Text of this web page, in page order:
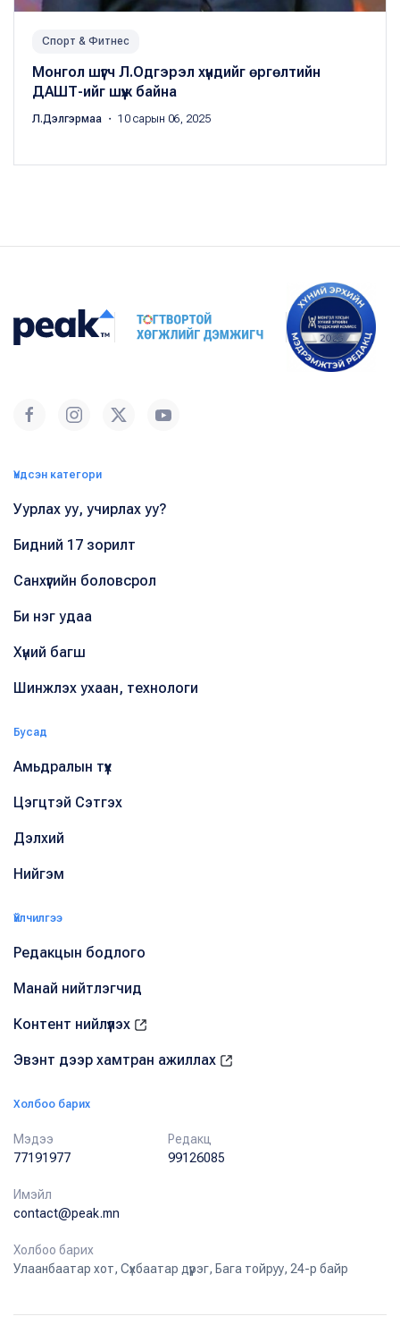
Спорт & Фитнес
Монгол шүүгч Л.Одгэрэл хүндийг өргөлтийн
ДАШТ-ийг шүүж байна
Л.Дэлгэрмаа ・ 10 сарын 06, 2025
Үндсэн категори
Уурлах уу, учирлах уу?
Бидний 17 зорилт
Санхүүгийн боловсрол
Би нэг удаа
Хүний багш
Шинжлэх ухаан, технологи
Бусад
Амьдралын түүх
Цэгцтэй Сэтгэх
Дэлхий
Нийгэм
Үйлчилгээ
Редакцын бодлого
Манай нийтлэгчид
Контент нийлүүлэх
Эвэнт дээр хамтран ажиллах
Холбоо барих
Мэдээ
77191977
Редакц
99126085
Имэйл
contact@peak.mn
Холбоо барих
Улаанбаатар хот, Сүхбаатар дүүрэг, Бага тойруу, 24-р байр